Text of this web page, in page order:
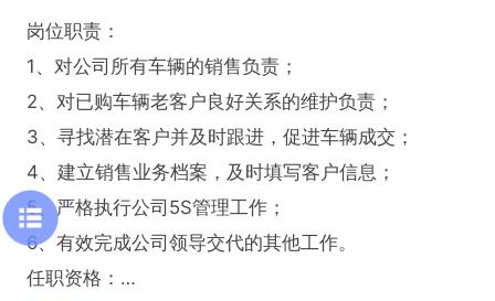
岗位职责：
1、对公司所有车辆的销售负责；
2、对已购车辆老客户良好关系的维护负责；
3、寻找潜在客户并及时跟进，促进车辆成交；
4、建立销售业务档案，及时填写客户信息；
5、严格执行公司5S管理工作；
6、有效完成公司领导交代的其他工作。
任职资格：